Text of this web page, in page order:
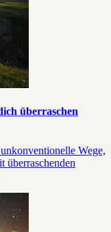
überraschen
Wege,
überraschenden